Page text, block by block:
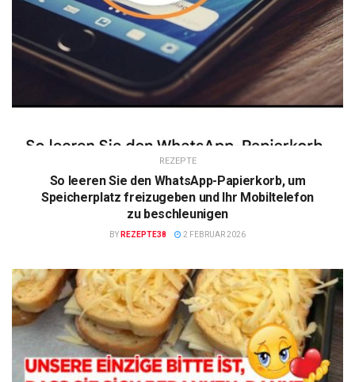
REZEPTE
So leeren Sie den WhatsApp-Papierkorb, um
Speicherplatz freizugeben und Ihr Mobiltelefon
zu beschleunigen
BY REZEPTE38 2 FEBRUAR 2026